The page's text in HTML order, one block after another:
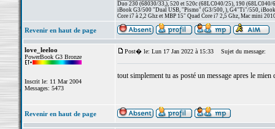
Duo 230 (68030/33,), 520 et 520c (68LC040/25), 190 (68LC040/
iBook G3/500 "Dual USB, "Pismo" (G3/500, ), G4"Ti"/550,
Core i7 à 2,2 Ghz et MBP 15" Quad Core i7 2,5 Ghz, Mac mini
Revenir en haut de page
love_leeloo
PowerBook G3 Bronze
Inscrit le: 11 Mar 2004
Messages: 5473
Post� le: Lun 17 Jan 2022 à 15:33 Sujet du message:
tout simplement tu as posté un message apres le
Revenir en haut de page